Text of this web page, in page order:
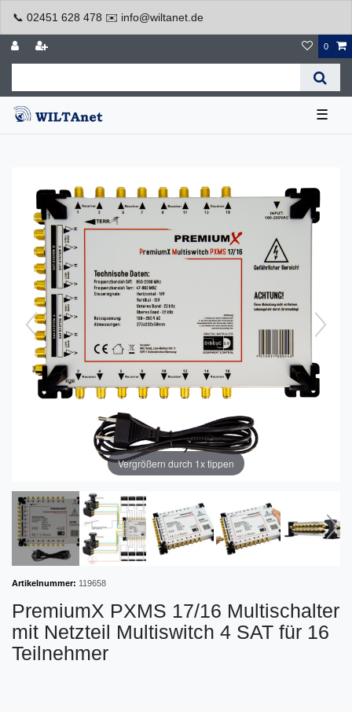
📞 02451 628 478 ✉️ info@wiltanet.de
0
☰
Vergrößern durch 1x tippen
Artikelnummer: 119658
PremiumX PXMS 17/16 Multischalter
mit Netzteil Multiswitch 4 SAT für 16
Teilnehmer